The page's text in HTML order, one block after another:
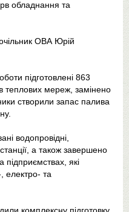
обладнання та
ОВА Юрій
підготовлені 863
теплових мереж, замінено
створили запас палива
водопровідні,
а також завершено
підприємствах, які
електро- та